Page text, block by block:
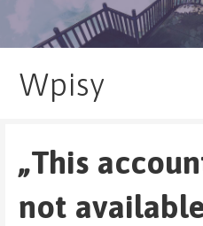
Wpisy
„This
not